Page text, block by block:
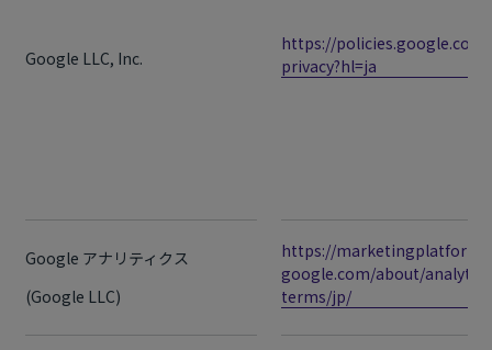
Google LLC, Inc.
https://policies.google.com/
privacy?hl=ja
Google アナリティクス
(Google LLC)
https://marketingplatform.
google.com/about/
terms/jp/